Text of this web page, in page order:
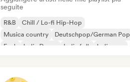
seguite
R&B
Chill / Lo-fi Hip-Hop
Musica country
Deutschpop/German Pop
Funk
Indie Dance Indie folk Indie pop